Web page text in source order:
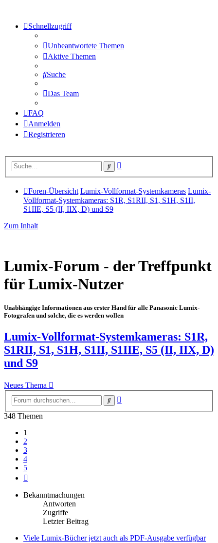
Schnellzugriff
Unbeantwortete Themen
Aktive Themen
Suche
Das Team
FAQ
Anmelden
Registrieren
Suche
Foren-Übersicht Lumix-Vollformat-Systemkameras Lumix-
Vollformat-Systemkameras: S1R, S1RII, S1, S1H, S1II,
S1IIE, S5 (II, IIX, D) und S9
Zum Inhalt
Lumix-Forum - der Treffpunkt
für Lumix-Nutzer
Unabhängige Informationen aus erster Hand für alle Panasonic Lumix-
Fotografen und solche, die es werden wollen
Lumix-Vollformat-Systemkameras: S1R,
S1RII, S1, S1H, S1II, S1IIE, S5 (II, IIX, D)
und S9
Neues Thema
Suche
348 Themen
1
2
3
4
5
Bekanntmachungen
Antworten
Zugriffe
Letzter Beitrag
Viele Lumix-Bücher jetzt auch als PDF-Ausgabe verfügbar